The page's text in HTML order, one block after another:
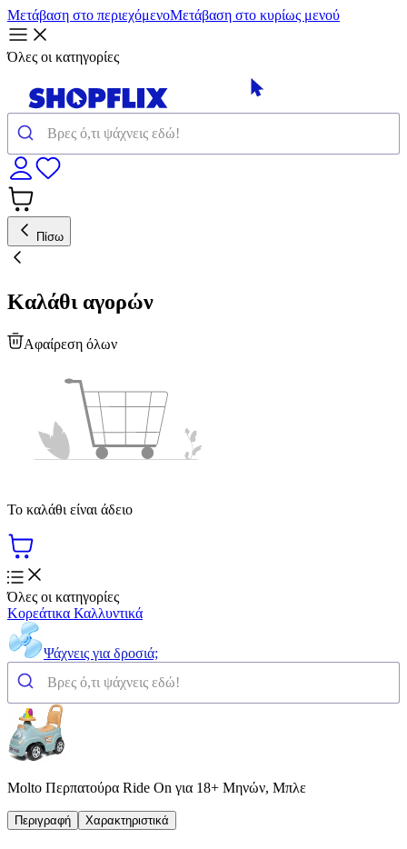
Μετάβαση στο περιεχόμενοΜετάβαση στο κυρίως μενού
Όλες οι κατηγορίες
Πίσω
Καλάθι αγορών
Αφαίρεση όλων
Το καλάθι είναι άδειο
Όλες οι κατηγορίες
Κορεάτικα Καλλυντικά
Ψάχνεις για δροσιά;
Molto Περπατούρα Ride On για 18+ Μηνών, Μπλε
Περιγραφή Χαρακτηριστικά